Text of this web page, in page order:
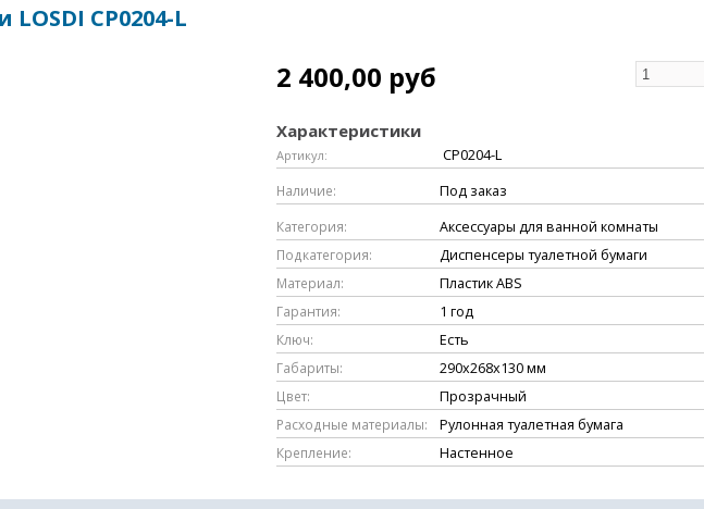
CP0204-L
2 400,00 руб
Характеристики
Артикул: CP0204-L
Наличие: Под заказ
Категория: Аксессуары для ванной комнаты
Подкатегория: Диспенсеры туалетной бумаги
Материал: Пластик ABS
Гарантия: 1 год
Ключ: Есть
Габариты: 290х268х130 мм
Цвет: Прозрачный
Расходные материалы: Рулонная туалетная бумага
Крепление: Настенное